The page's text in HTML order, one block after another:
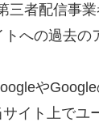
者配信事
への過去の
や
イト上でユ